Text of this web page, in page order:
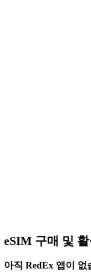
eSIM 구매 및
아직 RedEx 앱이 없